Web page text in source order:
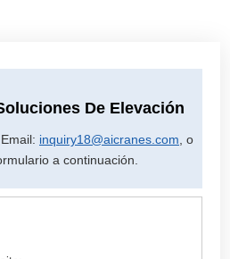
De Elevación
inquiry18@aicranes.com , o
a continuación.